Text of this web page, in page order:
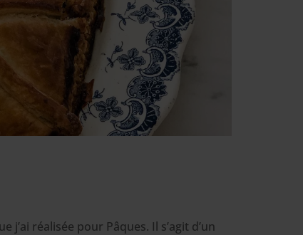
j’ai réalisée pour Pâques. Il s’agit d’un